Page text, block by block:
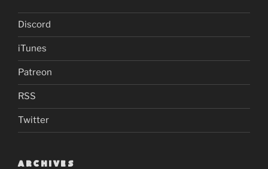
Discord
iTunes
Patreon
RSS
Twitter
ARCHIVES